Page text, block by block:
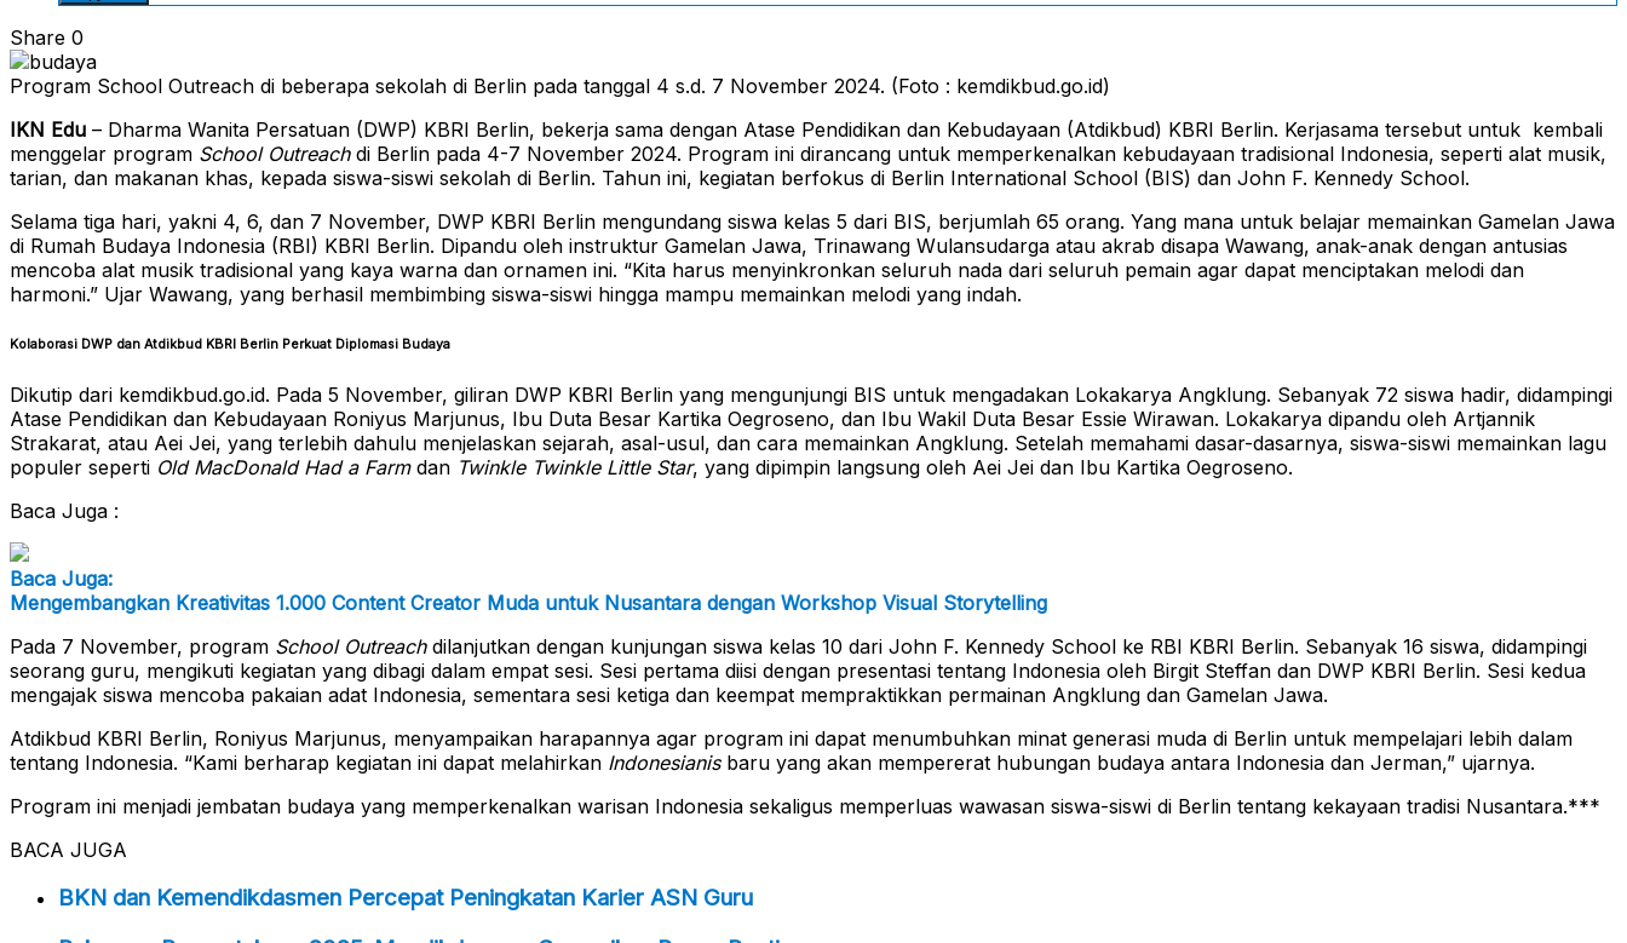
Share 0
Program School Outreach di beberapa sekolah di Berlin pada tanggal 4 s.d. 7 November 2024. (Foto : kemdikbud.go.id)
IKN Edu – Dharma Wanita Persatuan (DWP) KBRI Berlin, bekerja sama dengan Atase Pendidikan dan Kebudayaan (Atdikbud) KBRI Berlin. Kerjasama tersebut untuk kembali
menggelar program School Outreachdi Berlin pada 4-7 November 2024. Program ini dirancang untuk memperkenalkan kebudayaan tradisional Indonesia, seperti alat musik,
tarian, dan makanan khas, kepada siswa-siswi sekolah di Berlin. Tahun ini, kegiatan berfokus di Berlin International School (BIS) dan John F. Kennedy School.
Selama tiga hari, yakni 4, 6, dan 7 November, DWP KBRI Berlin mengundang siswa kelas 5 dari BIS, berjumlah 65 orang. Yang mana untuk belajar memainkan Gamelan Jawa
di Rumah Budaya Indonesia (RBI) KBRI Berlin. Dipandu oleh instruktur Gamelan Jawa, Trinawang Wulansudarga atau akrab disapa Wawang, anak-anak dengan antusias
mencoba alat musik tradisional yang kaya warna dan ornamen ini. “Kita harus menyinkronkan seluruh nada dari seluruh pemain agar dapat menciptakan melodi dan
harmoni.” Ujar Wawang, yang berhasil membimbing siswa-siswi hingga mampu memainkan melodi yang indah.
Kolaborasi DWP dan Atdikbud KBRI Berlin Perkuat Diplomasi Budaya
Dikutip dari kemdikbud.go.id. Pada 5 November, giliran DWP KBRI Berlin yang mengunjungi BIS untuk mengadakan Lokakarya Angklung. Sebanyak 72 siswa hadir, didampingi
Atase Pendidikan dan Kebudayaan Roniyus Marjunus, Ibu Duta Besar Kartika Oegroseno, dan Ibu Wakil Duta Besar Essie Wirawan. Lokakarya dipandu oleh Artjannik
Strakarat, atau Aei Jei, yang terlebih dahulu menjelaskan sejarah, asal-usul, dan cara memainkan Angklung. Setelah memahami dasar-dasarnya, siswa-siswi memainkan lagu
populer seperti Old MacDonald Had a Farmdan Twinkle Twinkle Little Star, yang dipimpin langsung oleh Aei Jei dan Ibu Kartika Oegroseno.
Baca Juga :
Baca Juga:
Mengembangkan Kreativitas 1.000 Content Creator Muda untuk Nusantara dengan Workshop Visual Storytelling
Pada 7 November, program School Outreachdilanjutkan dengan kunjungan siswa kelas 10 dari John F. Kennedy School ke RBI KBRI Berlin. Sebanyak 16 siswa, didampingi
seorang guru, mengikuti kegiatan yang dibagi dalam empat sesi. Sesi pertama diisi dengan presentasi tentang Indonesia oleh Birgit Steffan dan DWP KBRI Berlin. Sesi kedua
mengajak siswa mencoba pakaian adat Indonesia, sementara sesi ketiga dan keempat mempraktikkan permainan Angklung dan Gamelan Jawa.
Atdikbud KBRI Berlin, Roniyus Marjunus, menyampaikan harapannya agar program ini dapat menumbuhkan minat generasi muda di Berlin untuk mempelajari lebih dalam
tentang Indonesia. “Kami berharap kegiatan ini dapat melahirkan Indonesianisbaru yang akan mempererat hubungan budaya antara Indonesia dan Jerman,” ujarnya.
Program ini menjadi jembatan budaya yang memperkenalkan warisan Indonesia sekaligus memperluas wawasan siswa-siswi di Berlin tentang kekayaan tradisi Nusantara.***
BACA JUGA
BKN dan Kemendikdasmen Percepat Peningkatan Karier ASN Guru